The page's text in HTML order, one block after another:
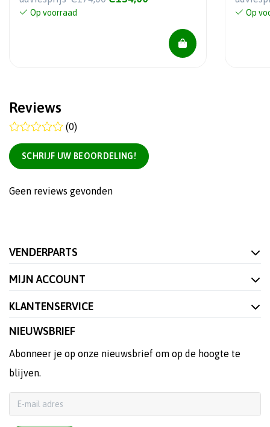
Op voorraad Op
Reviews
(0)
SCHRIJF UW BEOORDELING!
Geen reviews gevonden
VENDERPARTS
MIJN ACCOUNT
KLANTENSERVICE
NIEUWSBRIEF
Abonneer je op onze nieuwsbrief om op de hoogte te
blijven.